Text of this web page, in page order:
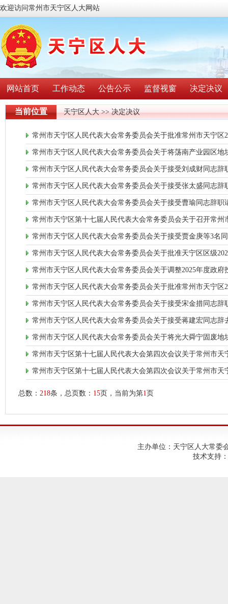
欢迎访问常州市天宁区人大网站
网站首页 工作动态 公告公示 监督视窗 决定决议
当前位置 天宁区人大>> 决定决议
常州市天宁区人民代表大会常务委员会关于批准常州市天宁区
常州市天宁区人民代表大会常务委员会关于将荡南产业园区地
常州市天宁区人民代表大会常务委员会关于接受刘成财同志辞
常州市天宁区人民代表大会常务委员会关于接受张太盛同志辞
常州市天宁区人民代表大会常务委员会关于接受曹瑜同志辞职
常州市天宁区第十七届人民代表大会常务委员会关于召开常
常州市天宁区人民代表大会常务委员会关于接受贾金庚等3名
常州市天宁区人民代表大会常务委员会关于批准天宁区区级
常州市天宁区人民代表大会常务委员会关于调整2025年度政
常州市天宁区人民代表大会常务委员会关于批准常州市天宁区
常州市天宁区人民代表大会常务委员会关于接受宋金措同志辞
常州市天宁区人民代表大会常务委员会关于接受蒋建宏同志
常州市天宁区人民代表大会常务委员会关于将光大舜宁固废
常州市天宁区第十七届人民代表大会第四次会议关于常州市
常州市天宁区第十七届人民代表大会第四次会议关于常州市
总数： 218条，总页数： 15页，当前为第1页
主办单位：天宁区人大常委
技术支持